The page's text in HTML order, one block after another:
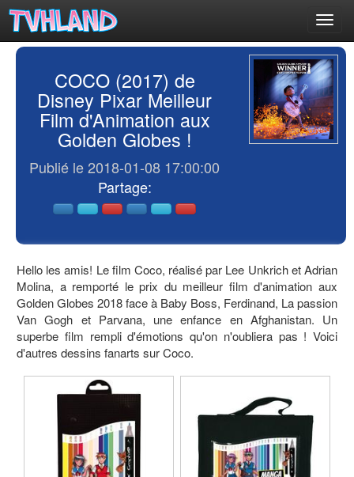
COCO (2017) de
Disney Pixar Meilleur
Film d'Animation aux
Golden Globes !
Publié le 2018-01-08 17:00:00
Partage:
Hello les amis! Le film Coco, réalisé par Lee Unkrich et Adrian
Molina, a remporté le prix du meilleur film d'animation aux
Golden Globes 2018 face à Baby Boss, Ferdinand, La passion
Van Gogh et Parvana, une enfance en Afghanistan. Un
superbe film rempli d'émotions qu'on n'oubliera pas ! Voici
d'autres dessins fanarts sur Coco.